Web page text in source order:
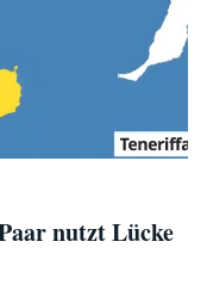
nutzt Lücke